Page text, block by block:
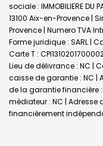
sociale : IMMOBILIERE DU
13100 Aix-en-Provence |
Provence | Numero TVA
Forme juridique : SARL |
Carte T :
Lieu de délivrance : NC |
caisse de garantie : NC |
de la garantie financière :
médiateur : NC | Adresse
financièrement